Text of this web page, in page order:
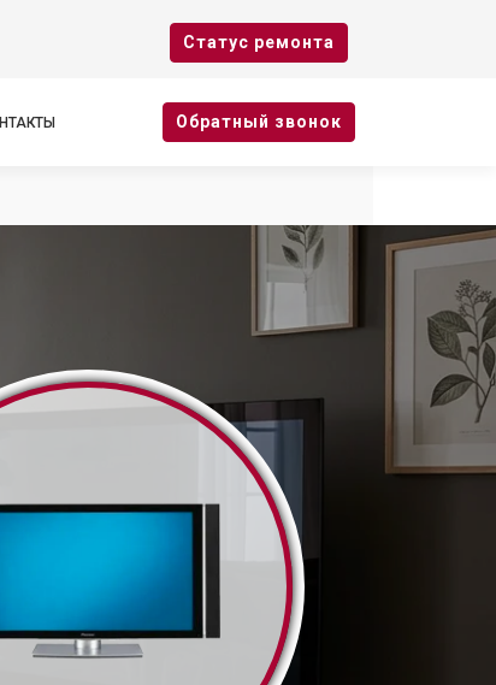
Cтатус ремонта
Oбратный звонок